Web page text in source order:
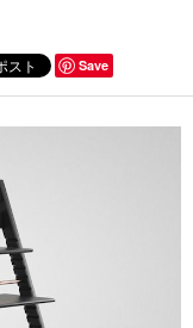
Save